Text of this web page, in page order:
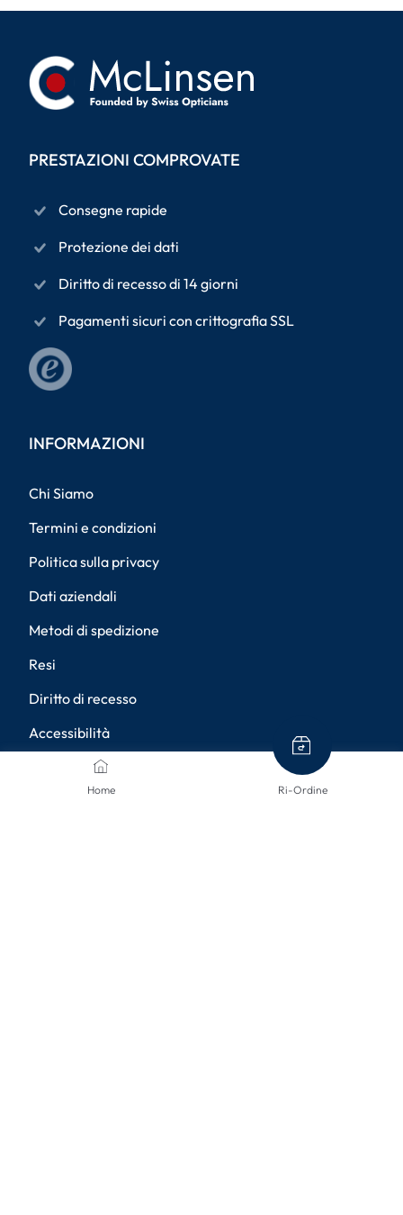
Home Ri-Ordine
PRESTAZIONI COMPROVATE
Consegne rapide
Protezione dei dati
Diritto di recesso di 14 giorni
Pagamenti sicuri con crittografia SSL
INFORMAZIONI
Chi Siamo
Termini e condizioni
Politica sulla privacy
Dati aziendali
Metodi di spedizione
Resi
Diritto di recesso
Accessibilità
Impostazioni della privacy